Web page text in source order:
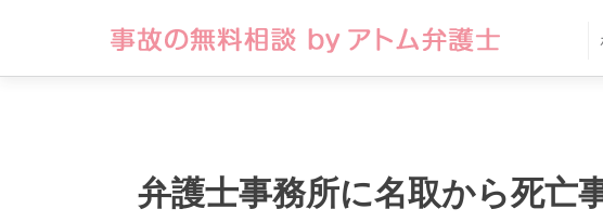
弁護士事務所に名取から死亡